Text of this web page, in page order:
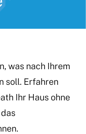
was nach Ihrem
soll. Erfahren
Ihr Haus ohne